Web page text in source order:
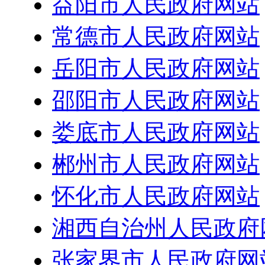
常德市人民政府网站
岳阳市人民政府网站
邵阳市人民政府网站
娄底市人民政府网站
郴州市人民政府网站
怀化市人民政府网站
湘西自治州人民政